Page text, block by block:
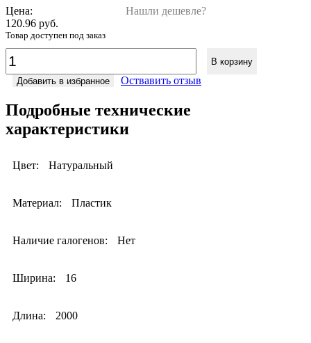
Цена:
Нашли дешевле?
120.96 руб.
Товар доступен под заказ
В корзину
Добавить в избранное
Оствавить отзыв
Подробные технические
характеристики
Цвет: Натуральный
Материал: Пластик
Наличие галогенов: Нет
Ширина: 16
Длина: 2000